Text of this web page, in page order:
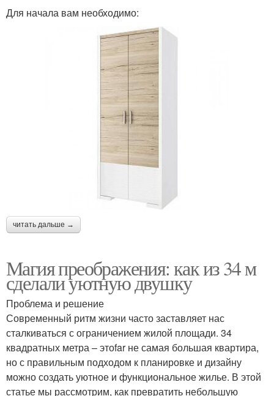
Для начала вам необходимо:
читать дальше →
Магия преображения: как из 34 м
сделали уютную двушку
Проблема и решение
Современный ритм жизни часто заставляет нас
сталкиваться с ограничением жилой площади. 34
квадратных метра – этоfar не самая большая квартира,
но с правильным подходом к планировке и дизайну
можно создать уютное и функциональное жилье. В этой
статье мы рассмотрим, как превратить небольшую